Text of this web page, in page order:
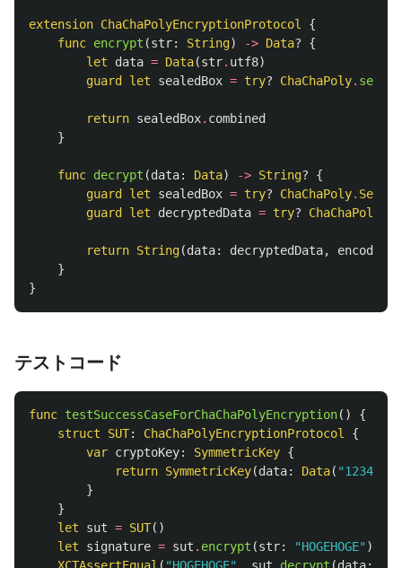
extension ChaChaPolyEncryptionProtocol
{
func encrypt (str: String) -> Data?
{
let
data = Data(str. utf8)
guard
let sealedBox = try? ChaChaPoly. seal
return sealedBox. combined
}
func decrypt (data: Data) -> String?
{
guard
let sealedBox = try? ChaChaPoly.
guard
let decryptedData = try? ChaChaPoly
return String(data: decryptedData, encoding
}
}
テストコード
func testSuccessCaseForChaChaPolyEncryption()
{
struct
SUT: ChaChaPolyEncryptionProtocol
{
var cryptoKey: SymmetricKey {
return SymmetricKey(data: Data(
}
}
let
sut = SUT()
let
signature = sut . encrypt (str: "HOGEHOGE" )